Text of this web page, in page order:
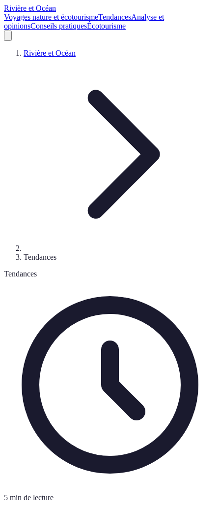
Rivière et Océan
Voyages nature et écotourismeTendancesAnalyse et
opinionsConseils pratiquesÉcotourisme
Rivière et Océan
Tendances
Tendances
5 min de lecture